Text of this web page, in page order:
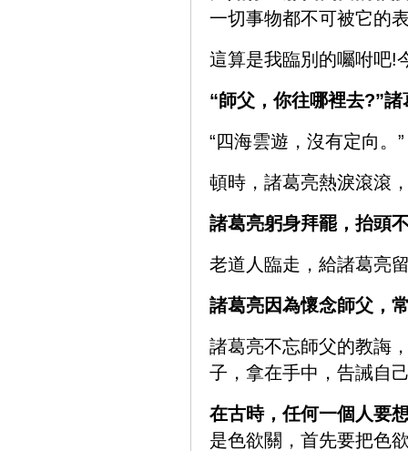
一切事物都不可被它的
這算是我臨別的囑咐吧!
“師父，你往哪裡去?”
“四海雲遊，沒有定向。”
頓時，諸葛亮熱淚滾滾
諸葛亮躬身拜罷，抬頭
老道人臨走，給諸葛亮
諸葛亮因為懷念師父，
諸葛亮不忘師父的教誨
子，拿在手中，告誡自
在古時，任何一個人要
是色欲關，首先要把色